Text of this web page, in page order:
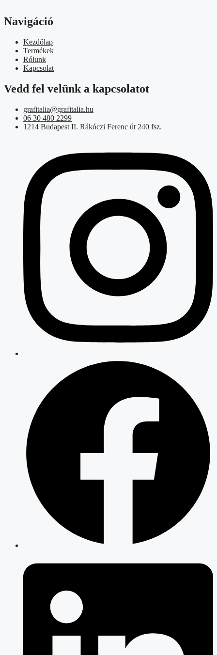
Navigáció
Kezdőlap
Termékek
Rólunk
Kapcsolat
Vedd fel velünk a kapcsolatot
grafitalia@grafitalia.hu
06 30 480 2299
1214 Budapest II. Rákóczi Ferenc út 240 fsz.